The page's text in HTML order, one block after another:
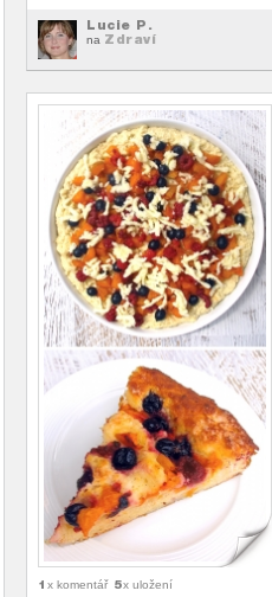
Lucie P.
na Zdraví
1 x komentář 5x uložení